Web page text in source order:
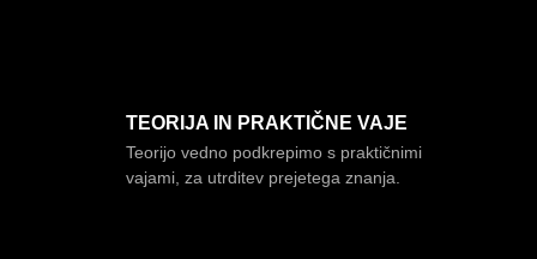
TEORIJA IN PRAKTIČNE VAJE
Teorijo vedno podkrepimo s praktičnimi
vajami, za utrditev prejetega znanja.